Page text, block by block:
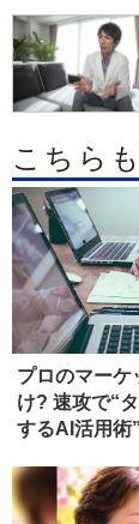
こちら
プロのマーケ
け? 速攻で“
するAI活用術”